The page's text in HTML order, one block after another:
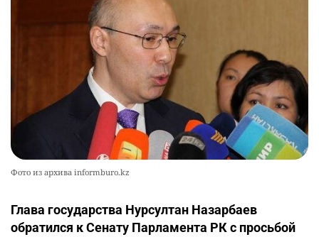
Фото из архива informburo.kz
Глава государства Нурсултан Назарбаев
обратился к Сенату Парламента РК с просьбой